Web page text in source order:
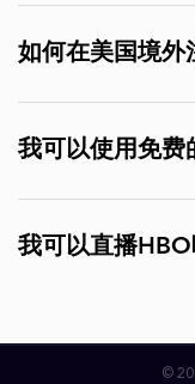
如何在美国境
我可以使用免费
我可以直播HBO
©